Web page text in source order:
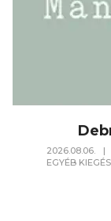
2026.08.06. |
EGYÉB